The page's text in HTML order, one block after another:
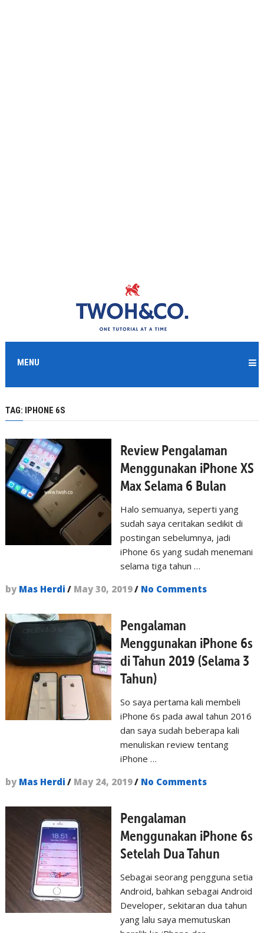
MENU
TAG: IPHONE 6S
Review Pengalaman
Menggunakan iPhone XS
Max Selama 6 Bulan
Halo semuanya, seperti yang
sudah saya ceritakan sedikit di
postingan sebelumnya, jadi
iPhone 6s yang sudah menemani
selama tiga tahun …
by Mas Herdi / May 30, 2019/ No Comments
Pengalaman
Menggunakan iPhone 6s
di Tahun 2019 (Selama 3
Tahun)
So saya pertama kali membeli
iPhone 6s pada awal tahun 2016
dan saya sudah beberapa kali
menuliskan review tentang
iPhone …
by Mas Herdi / May 24, 2019/ No Comments
Pengalaman
Menggunakan iPhone 6s
Setelah Dua Tahun
Sebagai seorang pengguna setia
Android, bahkan sebagai Android
Developer, sekitaran dua tahun
yang lalu saya memutuskan